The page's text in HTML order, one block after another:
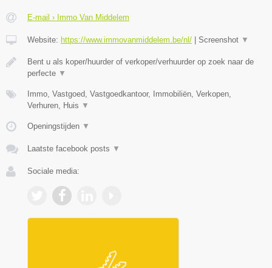
E-mail › Immo Van Middelem
Website: https://www.immovanmiddelem.be/nl/ Screenshot ▼
Bent u als koper/huurder of verkoper/verhuurder op zoek naar de
perfecte ▼
Immo, Vastgoed, Vastgoedkantoor, Immobiliën, Verkopen,
Verhuren, Huis ▼
Openingstijden ▼
Laatste facebook posts ▼
Sociale media: